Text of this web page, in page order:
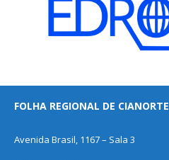
FOLHA REGIONAL DE CIANORTE
Avenida Brasil, 1167 – Sala 3